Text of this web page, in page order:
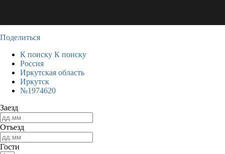
Поделиться
К поиску К поиску
Россия
Иркутская область
Иркутск
№1974620
Заезд
Отъезд
Гости